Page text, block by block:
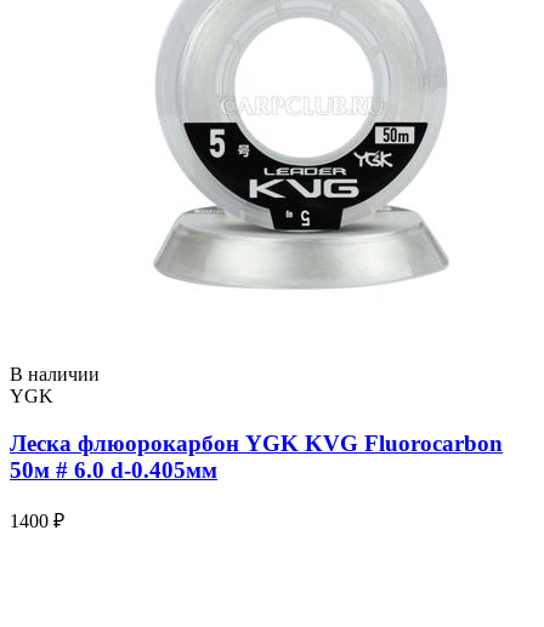
В наличии
YGK
Леска флюорокарбон YGK KVG Fluorocarbon
50м # 6.0 d-0.405мм
1400 ₽